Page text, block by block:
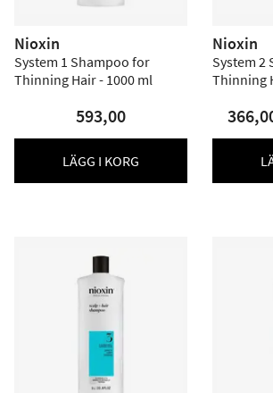
Nioxin
System 1 Shampoo for
Thinning Hair - 1000 ml
593,00
LÄGG I KORG
Nioxin
System 2
Thinning